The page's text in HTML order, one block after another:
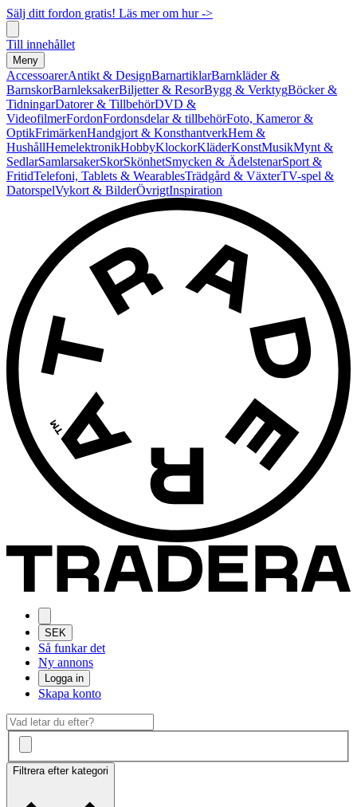
Sälj ditt fordon gratis! Läs mer om hur ->
Till innehållet
Meny
AccessoarerAntikt & DesignBarnartiklarBarnkläder &
BarnskorBarnleksakerBiljetter & ResorBygg & VerktygBöcker &
TidningarDatorer & TillbehörDVD &
VideofilmerFordonFordonsdelar & tillbehörFoto, Kameror &
OptikFrimärkenHandgjort & KonsthantverkHem &
HushållHemelektronikHobbyKlockorKläderKonstMusikMynt &
SedlarSamlarsakerSkorSkönhetSmycken & ÄdelstenarSport &
FritidTelefoni, Tablets & WearablesTrädgård & VäxterTV-spel &
DatorspelVykort & BilderÖvrigtInspiration
SEK
Så funkar det
Ny annons
Logga in
Skapa konto
Filtrera efter kategori